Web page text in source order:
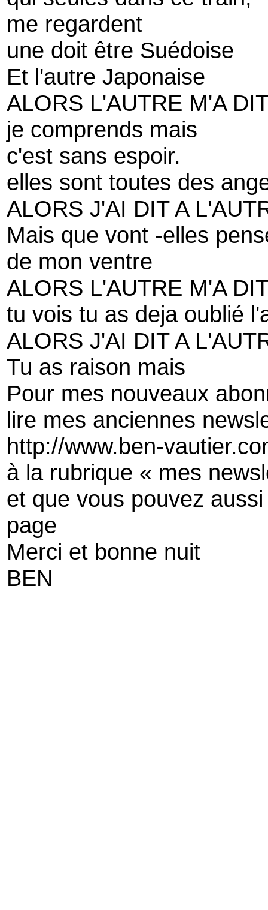
me regardent
une doit être Suédoise
Et l'autre Japonaise
ALORS L'AUTRE M'A
je comprends mais
c'est sans espoir.
elles sont toutes des
ALORS J'AI DIT A
Mais que vont -elles
de mon ventre
ALORS L'AUTRE M'A
tu vois tu as deja oublié
ALORS J'AI DIT A
Tu as raison mais
Pour mes nouveaux
lire mes anciennes
http://www.ben-
à la rubrique « mes
et que vous pouvez
page
Merci et bonne nuit
BEN